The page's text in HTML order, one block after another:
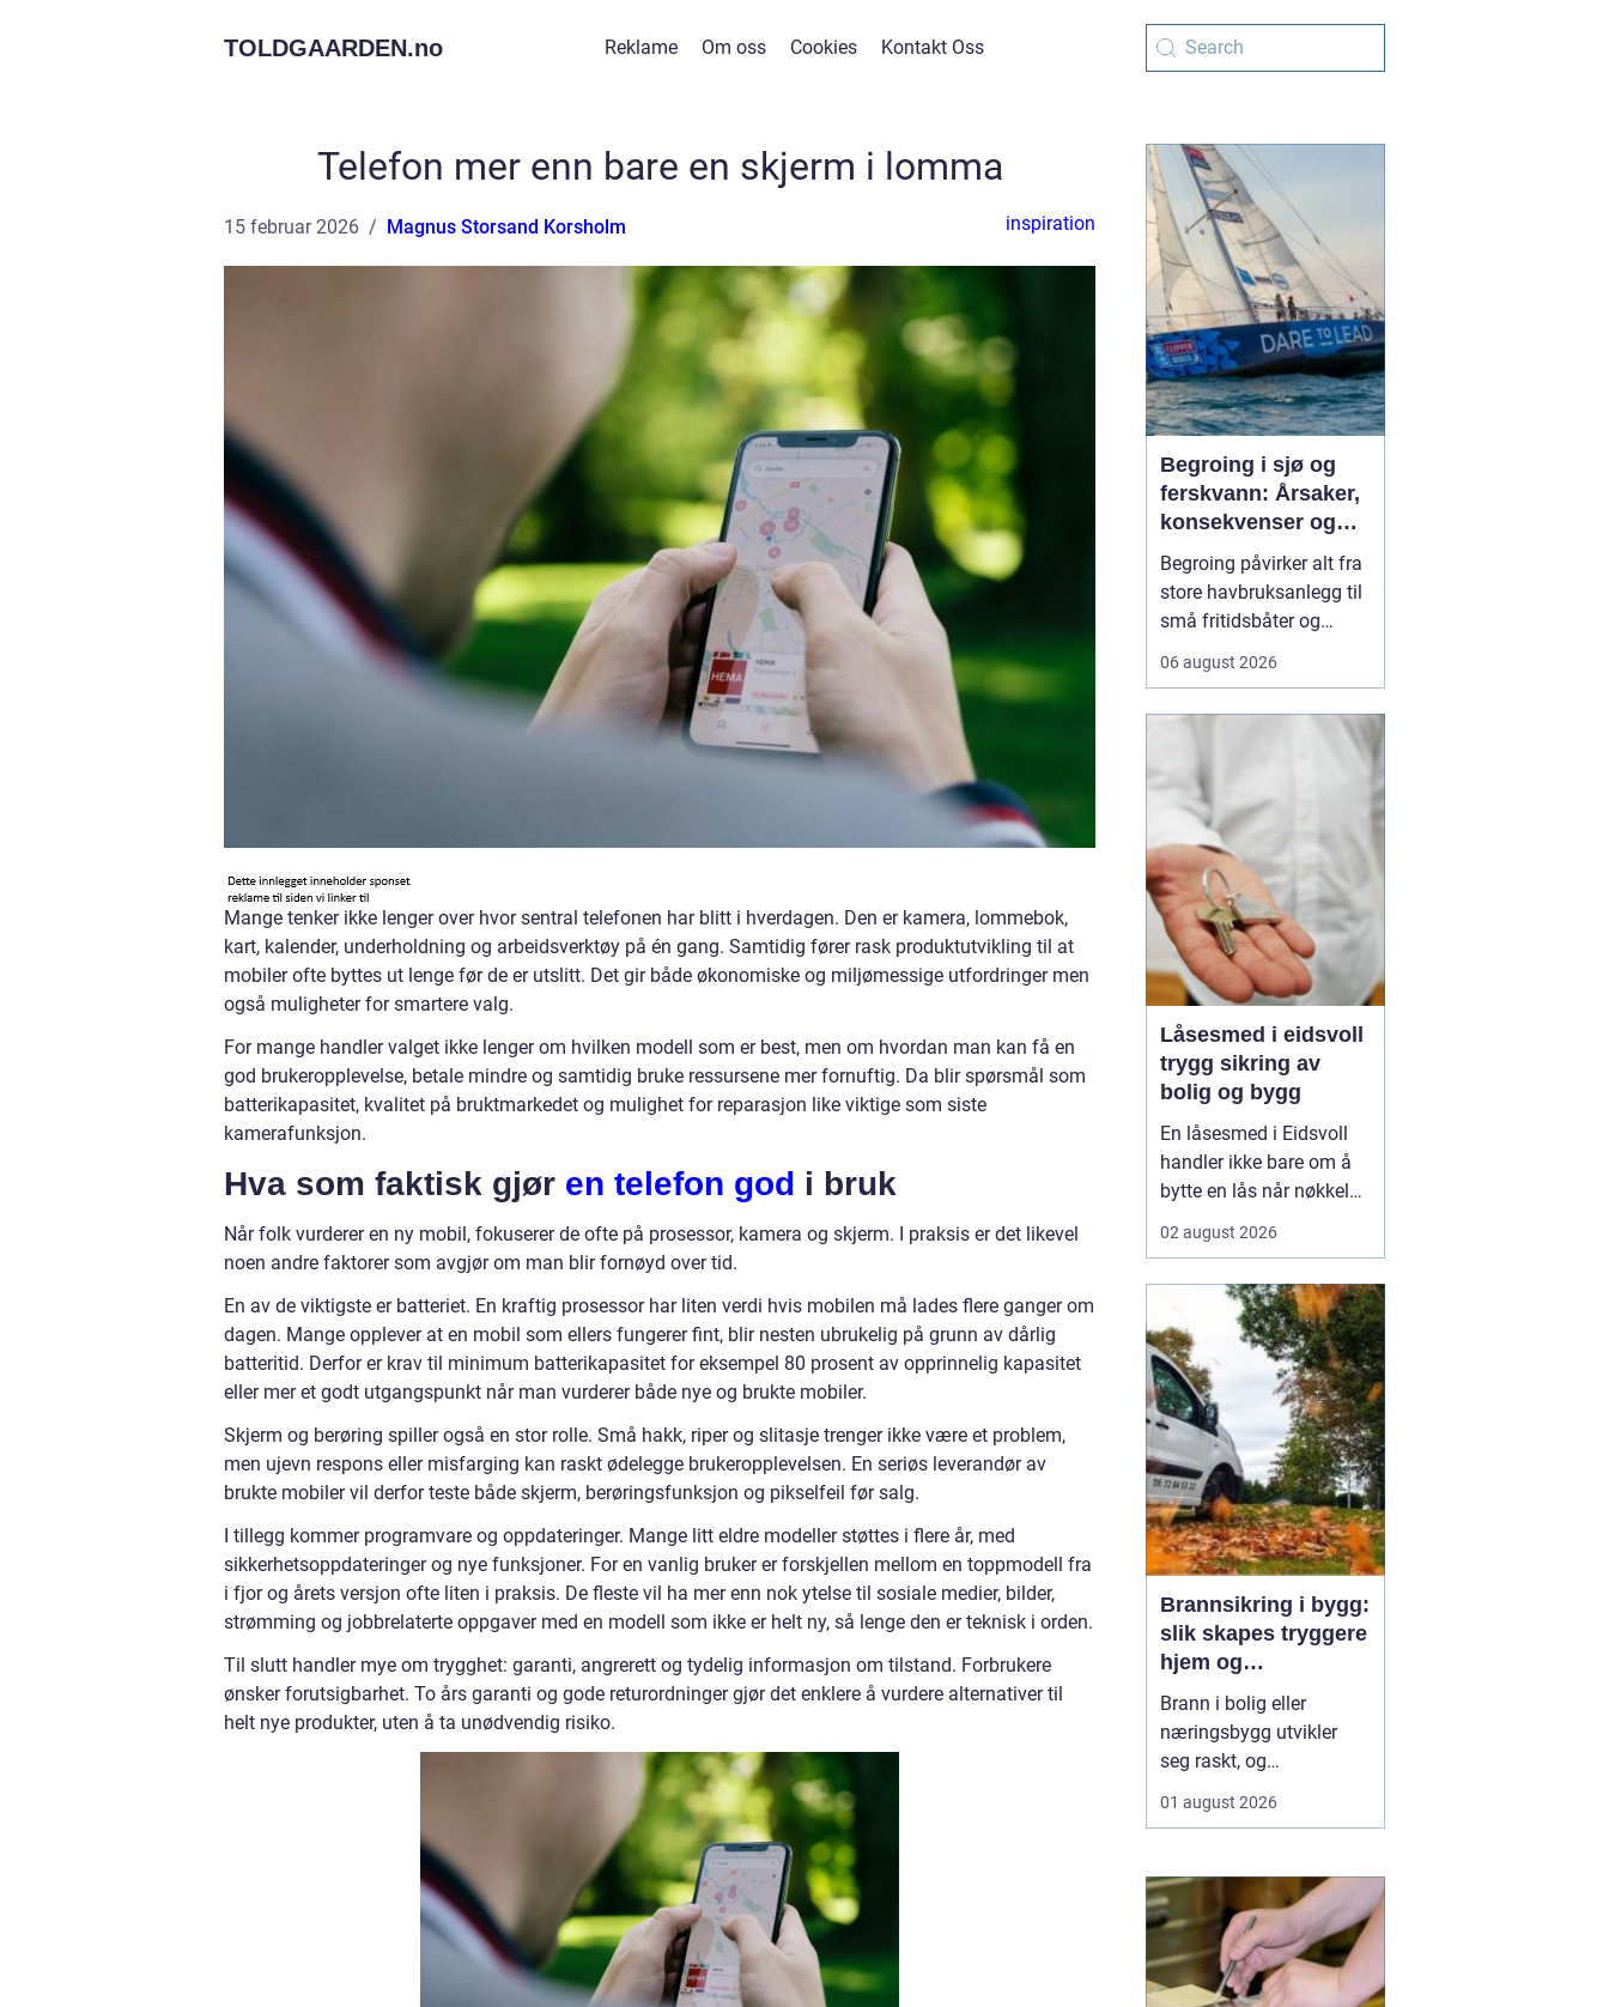
TOLDGAARDEN.no Reklame Om oss Cookies Kontakt Oss
Telefon mer enn bare en skjerm i lomma
15 februar 2026 Magnus Storsand Korsholm inspiration
Mange tenker ikke lenger over hvor sentral telefonen har blitt i hverdagen. Den er kamera, lommebok,
kart, kalender, underholdning og arbeidsverktøy på én gang. Samtidig fører rask produktutvikling til at
mobiler ofte byttes ut lenge før de er utslitt. Det gir både økonomiske og miljømessige utfordringer men
også muligheter for smartere valg.
For mange handler valget ikke lenger om hvilken modell som er best, men om hvordan man kan få en
god brukeropplevelse, betale mindre og samtidig bruke ressursene mer fornuftig. Da blir spørsmål som
batterikapasitet, kvalitet på bruktmarkedet og mulighet for reparasjon like viktige som siste
kamerafunksjon.
Hva som faktisk gjør en telefon god i bruk
Når folk vurderer en ny mobil, fokuserer de ofte på prosessor, kamera og skjerm. I praksis er det likevel
noen andre faktorer som avgjør om man blir fornøyd over tid.
En av de viktigste er batteriet. En kraftig prosessor har liten verdi hvis mobilen må lades flere ganger om
dagen. Mange opplever at en mobil som ellers fungerer fint, blir nesten ubrukelig på grunn av dårlig
batteritid. Derfor er krav til minimum batterikapasitet for eksempel 80 prosent av opprinnelig kapasitet
eller mer et godt utgangspunkt når man vurderer både nye og brukte mobiler.
Skjerm og berøring spiller også en stor rolle. Små hakk, riper og slitasje trenger ikke være et problem,
men ujevn respons eller misfarging kan raskt ødelegge brukeropplevelsen. En seriøs leverandør av
brukte mobiler vil derfor teste både skjerm, berøringsfunksjon og pikselfeil før salg.
I tillegg kommer programvare og oppdateringer. Mange litt eldre modeller støttes i flere år, med
sikkerhetsoppdateringer og nye funksjoner. For en vanlig bruker er forskjellen mellom en toppmodell fra
i fjor og årets versjon ofte liten i praksis. De fleste vil ha mer enn nok ytelse til sosiale medier, bilder,
strømming og jobbrelaterte oppgaver med en modell som ikke er helt ny, så lenge den er teknisk i orden.
Til slutt handler mye om trygghet: garanti, angrerett og tydelig informasjon om tilstand. Forbrukere
ønsker forutsigbarhet. To års garanti og gode returordninger gjør det enklere å vurdere alternativer til
helt nye produkter, uten å ta unødvendig risiko.
Begroing i sjø og
ferskvann: Årsaker,
konsekvenser og
løsninger
Begroing påvirker alt fra
store havbruksanlegg til
små fritidsbåter og
praktiske, økonomiske
utfordringer. For eiere av
installasjoner i vann
handler ...
06 august 2026
Låsesmed i eidsvoll
trygg sikring av
bolig og bygg
En låsesmed i Eidsvoll
handler ikke bare om å
bytte en lås når nøkkelen
fagperson ser på hele
hengsler, sylindre,
beslag, adgangskontroll
og eventuelt
dørautomatikk. Slik får
både boligeiere,
borettslag og nær...
02 august 2026
Brannsikring i bygg:
slik skapes tryggere
hjem og
arbeidsplasser
Brann i bolig eller
næringsbygg utvikler
seg raskt, og
store både for
God brannsikring
handler om mer enn
røykvarslere og
brannslokkere. Trygghet
bygges inn i vegger, tak,
01 august 2026